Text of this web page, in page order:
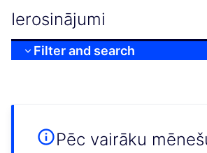
Ierosinājumi
Filter and search
Pēc vairāku